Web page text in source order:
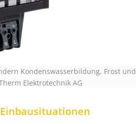
Kondenswasserbildung, Frost und
Elektrotechnik AG